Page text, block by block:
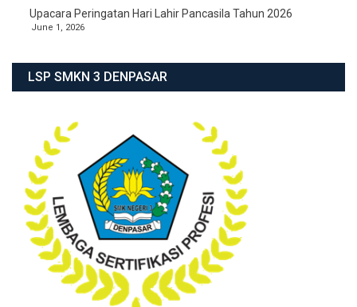
Upacara Peringatan Hari Lahir Pancasila Tahun 2026
June 1, 2026
LSP SMKN 3 DENPASAR